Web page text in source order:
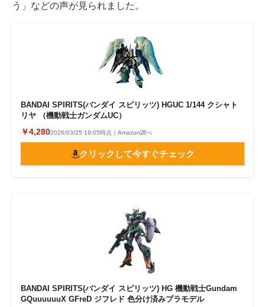
う」などの声が見られました。
BANDAI SPIRITS(バンダイ スピリッツ) HGUC 1/144 クシャト
リヤ （機動戦士ガンダムUC）
￥4,2802026/03/25 19:05時点｜Amazon調べ
クリックして今すぐチェック
BANDAI SPIRITS(バンダイ スピリッツ) HG 機動戦士Gundam
GQuuuuuuX GFreD ジフレド 色分け済みプラモデル